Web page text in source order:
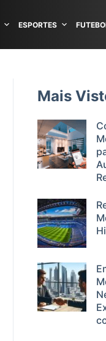
ESPORTES
Mais